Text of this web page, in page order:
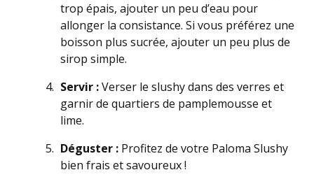
trop épais, ajouter un peu d’eau pour
allonger la consistance. Si vous préférez une
boisson plus sucrée, ajouter un peu plus de
sirop simple.
Servir :Verser le slushy dans des verres et
garnir de quartiers de pamplemousse et
lime.
Déguster : Profitez de votre Paloma Slushy
bien frais et savoureux !